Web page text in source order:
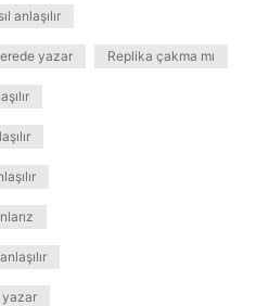
anlaşılır
yazar Replika çakma mı
yazar